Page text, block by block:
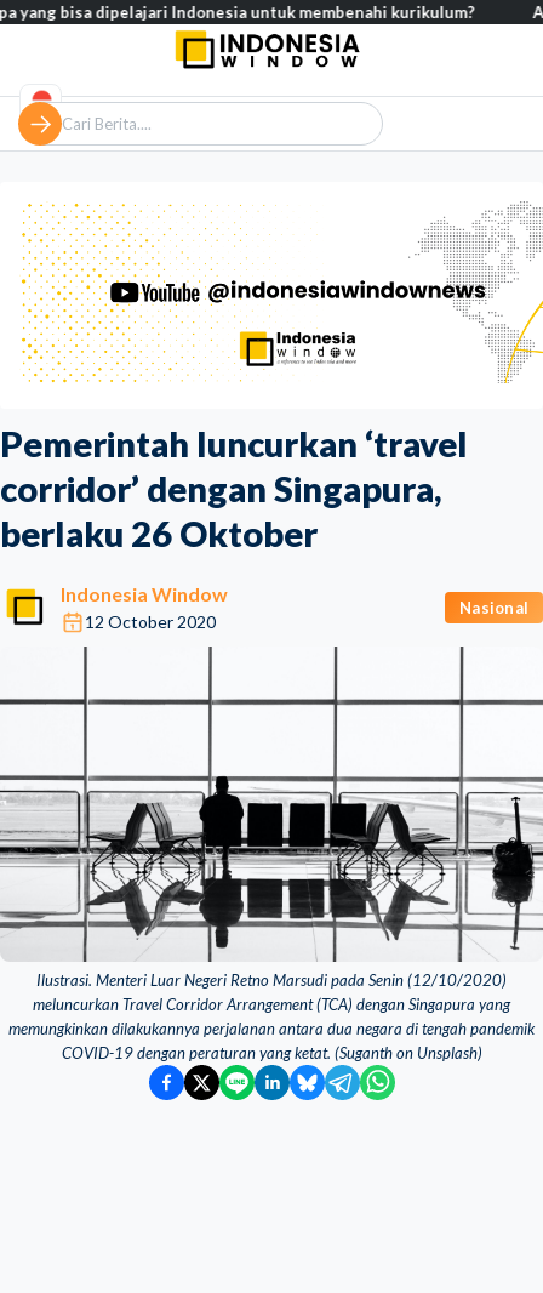
Pemerintah luncurkan ‘travel
corridor’ dengan Singapura,
berlaku 26 Oktober
Indonesia Window
12 October 2020
Nasional
Ilustrasi. Menteri Luar Negeri Retno Marsudi pada Senin (12/10/2020)
meluncurkan Travel Corridor Arrangement (TCA) dengan Singapura yang
memungkinkan dilakukannya perjalanan antara dua negara di tengah pandemik
COVID-19 dengan peraturan yang ketat. (Suganth on Unsplash)
dipelajari Indonesia untuk membenahi kurikulum? Analisis –